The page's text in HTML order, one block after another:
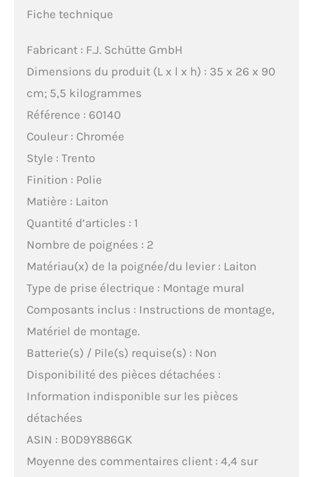
Fiche technique
Fabricant : F.J. Schütte GmbH
Dimensions du produit (L x l x h) : 35 x 26 x 90
cm; 5,5 kilogrammes
Référence : 60140
Couleur : Chromée
Style : Trento
Finition : Polie
Matière : Laiton
Quantité d’articles : 1
Nombre de poignées : 2
Matériau(x) de la poignée/du levier : Laiton
Type de prise électrique : Montage mural
Composants inclus : Instructions de montage,
Matériel de montage.
Batterie(s) / Pile(s) requise(s) : Non
Disponibilité des pièces détachées :
Information indisponible sur les pièces
détachées
ASIN : B0D9Y886GK
Moyenne des commentaires client : 4,4 sur